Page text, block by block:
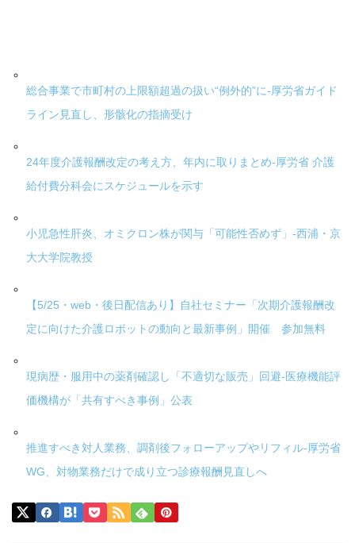
総合事業で市町村の上限額超過の扱い“例外的”に-厚労省ガイド
ライン見直し、形骸化の指摘受け
24年度介護報酬改定の考え方、年内に取りまとめ-厚労省 介護
給付費分科会にスケジュールを示す
小児急性肝炎、オミクロン株が関与「可能性否めず」-西浦・京
大大学院教授
【5/25・web・後日配信あり】自社セミナー「次期介護報酬改
定に向けた介護ロボットの動向と最新事例」開催 参加無料
現病歴・服用中の薬剤確認し「不適切な販売」回避-医療機能評
価機構が「共有すべき事例」公表
推進すべき対人業務、調剤後フォローアップやリフィル-厚労省
WG、対物業務だけで成り立つ診療報酬見直しへ